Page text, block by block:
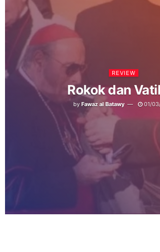
REVIEW
Rokok dan
by Fawaz al Batawy 01/